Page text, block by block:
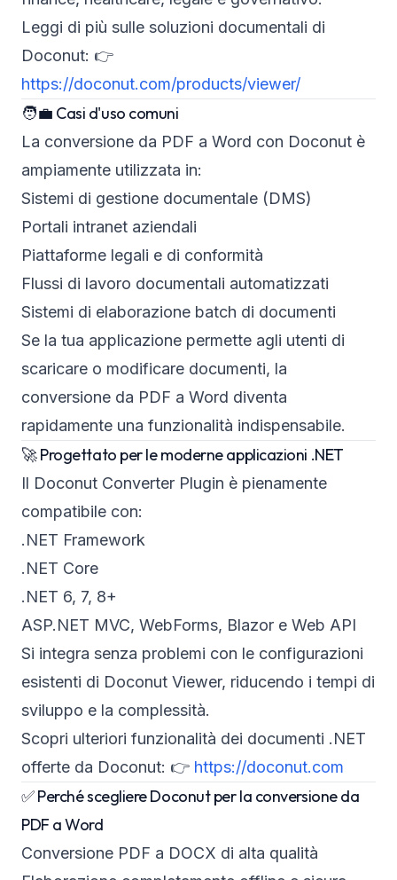
Leggi di più sulle soluzioni documentali di
Doconut: 👉
https://doconut.com/products/viewer/
🧑‍💼 Casi d'uso comuni
La conversione da PDF a Word con Doconut è
ampiamente utilizzata in:
Sistemi di gestione documentale (DMS)
Portali intranet aziendali
Piattaforme legali e di conformità
Flussi di lavoro documentali automatizzati
Sistemi di elaborazione batch di documenti
Se la tua applicazione permette agli utenti di
scaricare o modificare documenti, la
conversione da PDF a Word diventa
rapidamente una funzionalità indispensabile.
🚀 Progettato per le moderne applicazioni .NET
Il Doconut Converter Plugin è pienamente
compatibile con:
.NET Framework
.NET Core
.NET 6, 7, 8+
ASP.NET MVC, WebForms, Blazor e Web API
Si integra senza problemi con le configurazioni
esistenti di Doconut Viewer, riducendo i tempi di
sviluppo e la complessità.
Scopri ulteriori funzionalità dei documenti .NET
offerte da Doconut: 👉 https://doconut.com
✅ Perché scegliere Doconut per la conversione da
PDF a Word
Conversione PDF a DOCX di alta qualità